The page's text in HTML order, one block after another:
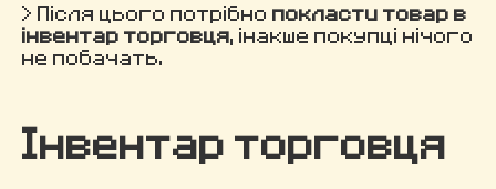
> Після цього потрібно покласти товар в
інвентар торговця, інакше покупці нічого
не побачать.
Інвентар торговця